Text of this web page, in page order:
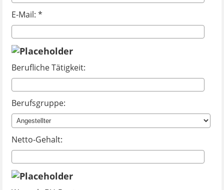
E-Mail: *
Berufliche Tätigkeit:
Berufsgruppe:
Netto-Gehalt: